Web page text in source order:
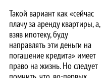
Такой вариант как «сейчас
плачу за аренду квартиры, а,
взяв ипотеку, буду
направлять эти деньги на
погашение кредита» имеет
право на жизнь. Но следует